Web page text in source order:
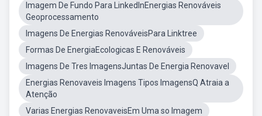
Imagem De Fundo Para LinkedInEnergias Renováveis
Geoprocessamento
Imagens De Energias RenováveisPara Linktree
Formas De EnergiaEcologicas E Renováveis
Imagens De Tres ImagensJuntas De Energia Renovavel
Energias Renovaveis Imagens Tipos ImagensQ Atraia a
Atenção
Varias Energias RenovaveisEm Uma so Imagem